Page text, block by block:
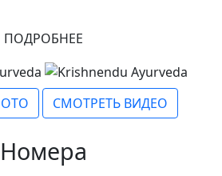
ПОДРОБНЕЕ
СМОТРЕТЬ ВИДЕО
Номера